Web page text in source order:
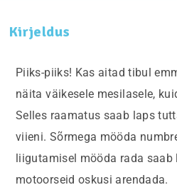
Kirjeldus
Piiks-piiks! Kas aitad tibul
näita väikesele mesilasele,
Selles raamatus saab laps
viieni. Sõrmega mööda
liigutamisel mööda rada saab
motoorseid oskusi arendada.